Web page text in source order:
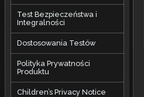
Test Bezpieczeństwa i
Integralności
Dostosowania Testów
Polityka Prywatności
Produktu
Children’s Privacy Notice